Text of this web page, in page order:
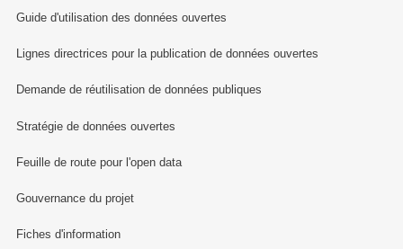
Guide d'utilisation des données ouvertes
Lignes directrices pour la publication de données ouvertes
Demande de réutilisation de données publiques
Stratégie de données ouvertes
Feuille de route pour l'open data
Gouvernance du projet
Fiches d'information